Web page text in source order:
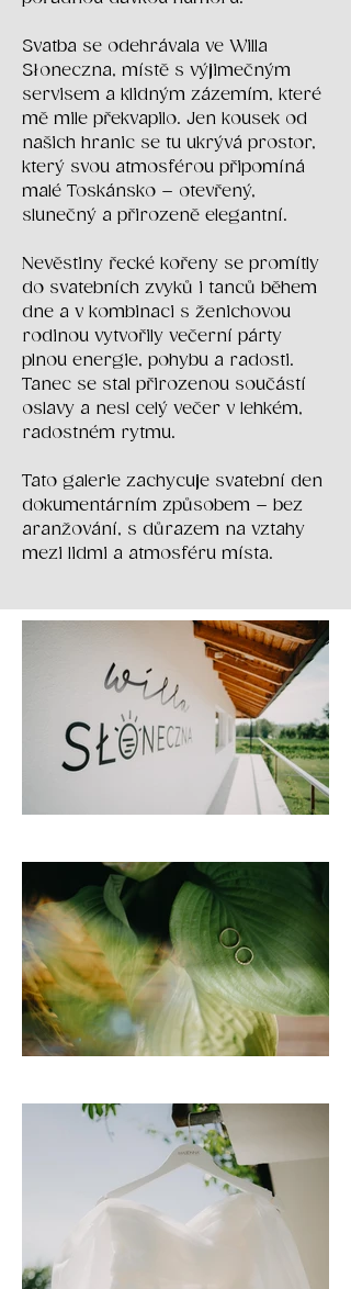
Svatba se odehrávala ve Willa
Słoneczna, místě s výjimečným
servisem a klidným zázemím, které
mě mile překvapilo. Jen kousek od
našich hranic se tu ukrývá prostor,
který svou atmosférou připomíná
malé Toskánsko – otevřený,
slunečný a přirozeně elegantní.
Nevěstiny řecké kořeny se promítly
do svatebních zvyků i tanců během
dne a v kombinaci s ženichovou
rodinou vytvořily večerní párty
plnou energie, pohybu a radosti.
Tanec se stal přirozenou součástí
oslavy a nesl celý večer v lehkém,
radostném rytmu.
Tato galerie zachycuje svatební den
dokumentárním způsobem – bez
aranžování, s důrazem na vztahy
mezi lidmi a atmosféru místa.